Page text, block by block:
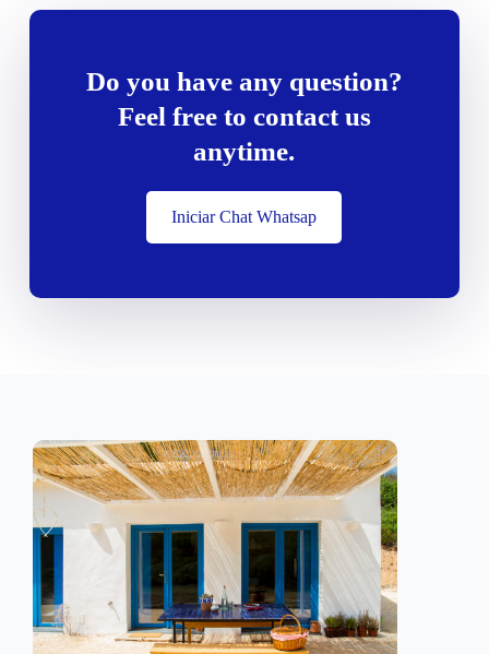
Do you have any question?
Feel free to contact us
anytime.
Iniciar Chat Whatsap